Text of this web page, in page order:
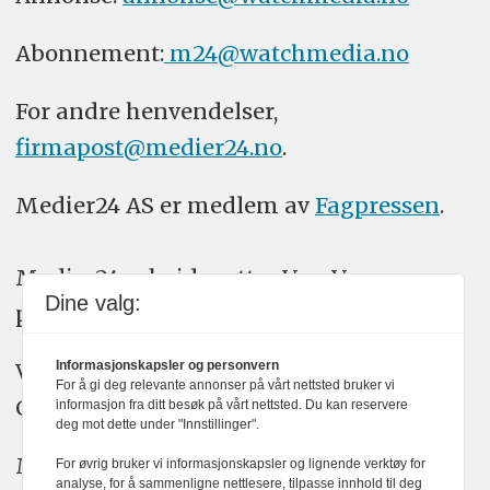
Abonnement:m24@watchmedia.no
For andre henvendelser,
firmapost@medier24.no.
Medier24 AS er medlem av Fagpressen.
Medier24 arbeider etter Vær Varsom-
plakatens regler for god presseskikk.
Vi bruker KI-verktøy som ChatGPT,
Claude, og Gemini i journalistikken vår.
Medier24s redaksjon har alltid det fulle
Dine valg:
Informasjonskapsler og personvern
For å gi deg relevante annonser på vårt nettsted bruker vi
informasjon fra ditt besøk på vårt nettsted. Du kan reservere
deg mot dette under "Innstillinger".
For øvrig bruker vi informasjonskapsler og lignende verktøy for
analyse, for å sammenligne nettlesere, tilpasse innhold til deg